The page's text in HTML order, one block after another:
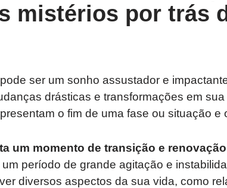
mistérios por trás
ser um sonho assustador e
drásticas e transformações em
o fim de uma fase ou situação e
um momento de transição e
período de grande agitação e
diversos aspectos da sua vida, como